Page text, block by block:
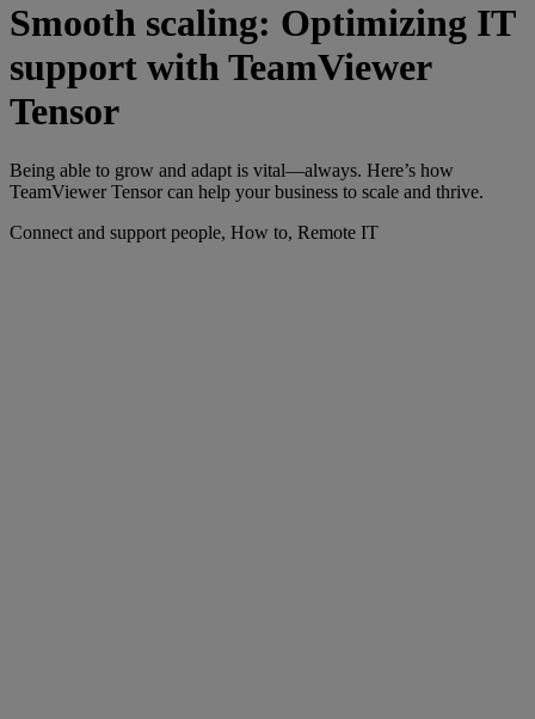
Smooth scaling: Optimizing IT
support with TeamViewer
Tensor
Being able to grow and adapt is vital—always. Here’s how
TeamViewer Tensor can help your business to scale and thrive.
Connect and support people, How to, Remote IT